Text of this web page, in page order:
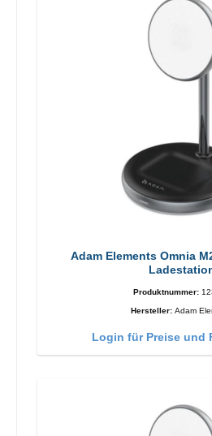
Adam Elements Omnia
Produktnummer:
Hersteller: Adam
Login für Preise und